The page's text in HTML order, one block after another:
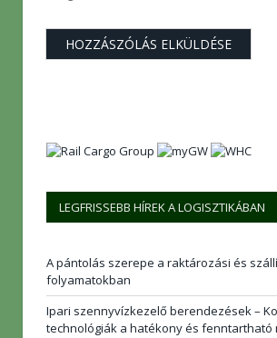
LEGFRISSEBB HÍREK A LOGISZTIKÁBAN
A pántolás szerepe a raktározási és
folyamatokban
Ipari szennyvízkezelő berendezések –
technológiák a hatékony és fenntartható